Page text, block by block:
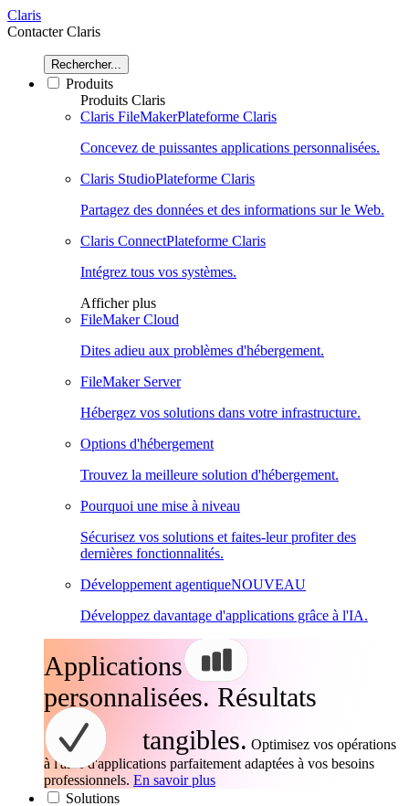
Claris
Contacter Claris
Rechercher...
Produits
Produits Claris
Claris FileMakerPlateforme Claris
Concevez de puissantes applications personnalisées.
Claris StudioPlateforme Claris
Partagez des données et des informations sur le Web.
Claris ConnectPlateforme Claris
Intégrez tous vos systèmes.
Afficher plus
FileMaker Cloud
Dites adieu aux problèmes d'hébergement.
FileMaker Server
Hébergez vos solutions dans votre infrastructure.
Options d'hébergement
Trouvez la meilleure solution d'hébergement.
Pourquoi une mise à niveau
Sécurisez vos solutions et faites-leur profiter des
dernières fonctionnalités.
Développement agentiqueNOUVEAU
Développez davantage d'applications grâce à l'IA.
Applications
personnalisées. Résultats
tangibles. Optimisez vos opérations
à l'aide d'applications parfaitement adaptées à vos besoins
professionnels. En savoir plus
Solutions